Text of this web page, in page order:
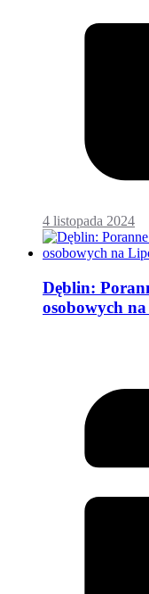
4 listopada 2024
Dęblin:
osobowych